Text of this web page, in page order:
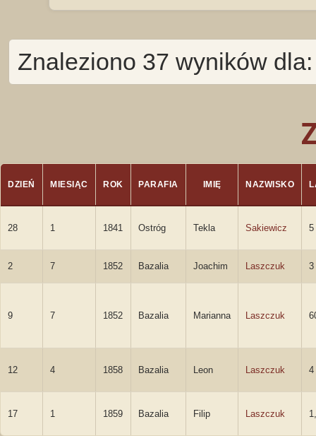
Znaleziono 37 wyników
DZIEŃ MIESIĄC ROK PARAFIA IMIĘ NAZWISKO
28 1 1841 Ostróg Tekla Sakiewicz 5
2 7 1852 Bazalia Joachim Laszczuk 3
9 7 1852 Bazalia Marianna Laszczuk
12 4 1858 Bazalia Leon Laszczuk 4
17 1 1859 Bazalia Filip Laszczuk